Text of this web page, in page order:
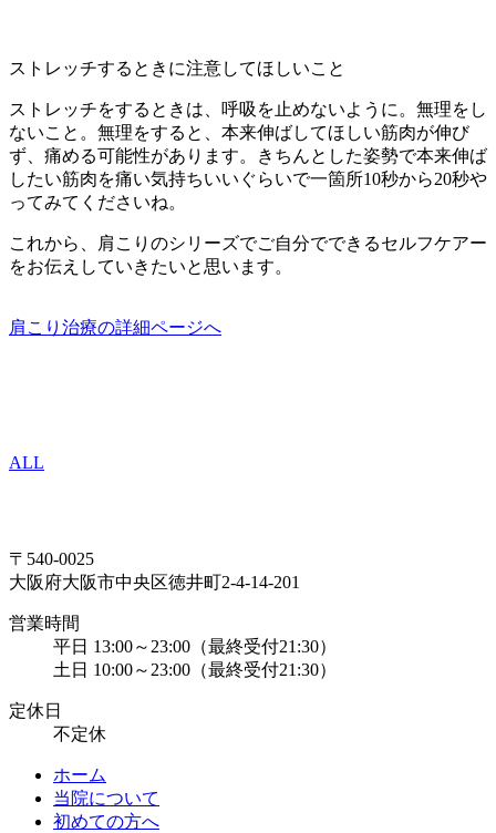
ストレッチするときに注意してほしいこと
ストレッチをするときは、呼吸を止めないように。無理をし
ないこと。無理をすると、本来伸ばしてほしい筋肉が伸び
ず、痛める可能性があります。きちんとした姿勢で本来伸ば
したい筋肉を痛い気持ちいいぐらいで一箇所10秒から20秒や
ってみてくださいね。
これから、肩こりのシリーズでご自分でできるセルフケアー
をお伝えしていきたいと思います。
肩こり治療の詳細ページへ
ALL
〒540-0025
大阪府大阪市中央区徳井町2-4-14-201
営業時間
平日 13:00～23:00（最終受付21:30）
土日 10:00～23:00（最終受付21:30）
定休日
不定休
ホーム
当院について
初めての方へ